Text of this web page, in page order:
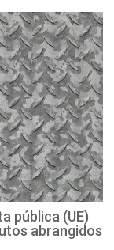
pública (UE)
abrangidos